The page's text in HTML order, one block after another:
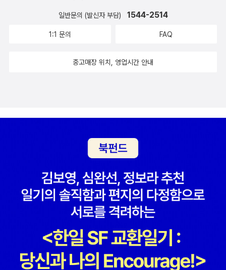
큰아이가 김치특공대 출동하며 동생에게 장난을 건다. 둘째 본 것은
있어가지고 출동자세를 취한다. 재미있는 모습에 웃음까지 덤으로
다고 안 먹는다고 하는 아이들 ~~ <김치특공대> 읽고 김치랑 친해
어 존경심이 파도처럼 밀려든다. 내 어미가 내게 하던 말을 이제는 시
어머니께 듣는다.ㅡ 야야, 니는 어째 그래 일머리가 없냐. ㅡ 그죠 어
배워야 하는디 . . . . . . ㅡ 어머니~~~~ 아범 있잖아요. 저것 보세요.
점점 도통해지고 있다. 나는 이 사람의 욱하는 기질이 싫어 때로 갈라
다. 어쩌면 나의 노후는 편해질지 모르겠다 생각하며.^^미래학자 앨
빈 토플러는 『부의 미래』에서 ˝세상은 서서히 발효의 시대로 옮겨 가
고 있다˝면서 제1의 맛은 소금, 제2의 맛은 양념, 제3의 맛은 발효라
고 예견한 바 있다. 서양의 발효 음식을 대표하는 것이 치즈라면, 대한
민국 발효 음식의 대표주자는 김치일 것이다. 맛있게 익은 작년 김치
가 아직 한 통 남아 있고, 1년 내내 식구들 입맛을 돋우고 배를 불려줄
김치통이 산처럼 쌓였다. 몸은 진짜 노곤노곤하지만 맘만은 흐뭇흐뭇
하다.《김치특공대》는 2년 전 아들과 읽은 어린이책이다. 글밥이 제법
많지만 그림만 보며 읽어도 아이들의 김치 입문서로 손색이 없다.
일반문의 (발신자 부담) 1544-2514
1:1 문의 FAQ
중고매장 위치, 영업시간 안내